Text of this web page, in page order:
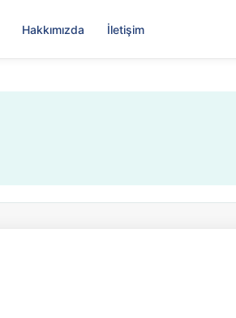
Hakkımızda İletişim